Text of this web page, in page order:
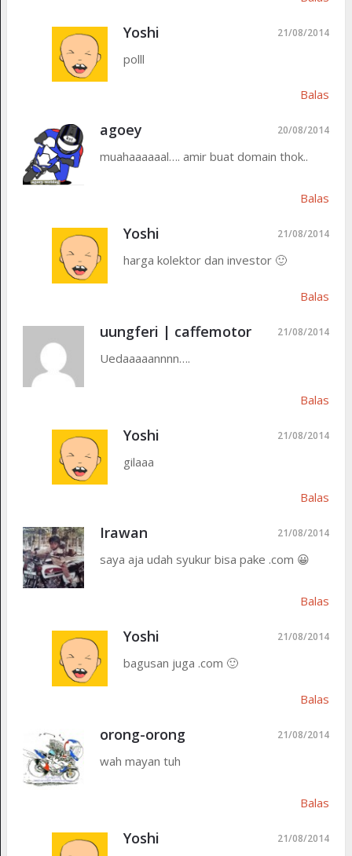
Yoshi 21/08/2014
polll
Balas
agoey 20/08/2014
muahaaaaaal…. amir buat domain thok..
Balas
Yoshi 21/08/2014
harga kolektor dan investor 🙂
Balas
uungferi | caffemotor 21/08/2014
Uedaaaaannnn….
Balas
Yoshi 21/08/2014
gilaaa
Balas
Irawan 21/08/2014
saya aja udah syukur bisa pake .com 😀
Balas
Yoshi 21/08/2014
bagusan juga .com 🙂
Balas
orong-orong 21/08/2014
wah mayan tuh
Balas
Yoshi 21/08/2014